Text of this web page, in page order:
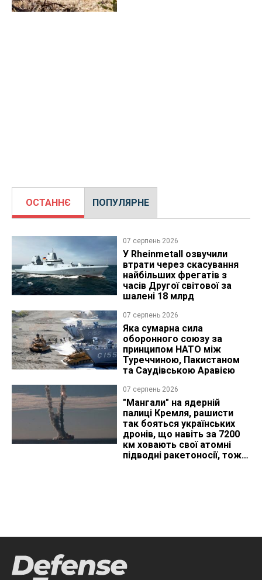
ОСТАННЄ ПОПУЛЯРНЕ
07 серпень 2026
У Rheinmetall озвучили
втрати через скасування
найбільших фрегатів з
часів Другої світової за
шалені 18 млрд
07 серпень 2026
Яка сумарна сила
оборонного союзу за
принципом НАТО між
Туреччиною, Пакистаном
та Саудівською Аравією
07 серпень 2026
"Мангали" на ядерній
палиці Кремля, рашисти
так бояться українських
дронів, що навіть за 7200
км ховають свої атомні
підводні ракетоносії, тож